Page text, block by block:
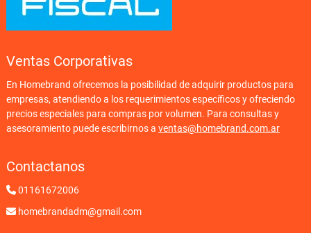
Ventas Corporativas
En Homebrand ofrecemos la posibilidad de adquirir productos para
empresas, atendiendo a los requerimientos específicos y ofreciendo
precios especiales para compras por volumen. Para consultas y
asesoramiento puede escribirnos a ventas@homebrand.com.ar
Contactanos
01161672006
homebrandadm@gmail.com